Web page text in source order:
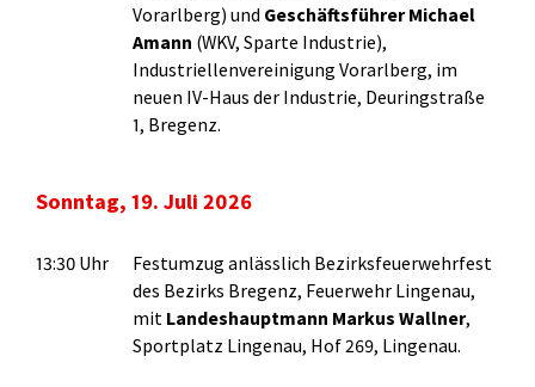
Vorarlberg) und Geschäftsführer Michael
Amann (WKV, Sparte Industrie),
Industriellenvereinigung Vorarlberg, im
neuen IV-Haus der Industrie, Deuringstraße
1, Bregenz.
Sonntag, 19. Juli 2026
13:30 Uhr
Festumzug anlässlich Bezirksfeuerwehrfest
des Bezirks Bregenz, Feuerwehr Lingenau,
mit Landeshauptmann Markus Wallner,
Sportplatz Lingenau, Hof 269, Lingenau.